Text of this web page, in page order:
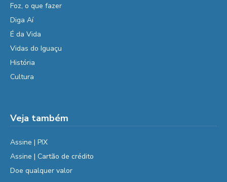
Foz, o que fazer
Diga Aí
É da Vida
Vidas do Iguaçu
História
Cultura
Veja também
Assine | PIX
Assine | Cartão de crédito
Doe qualquer valor